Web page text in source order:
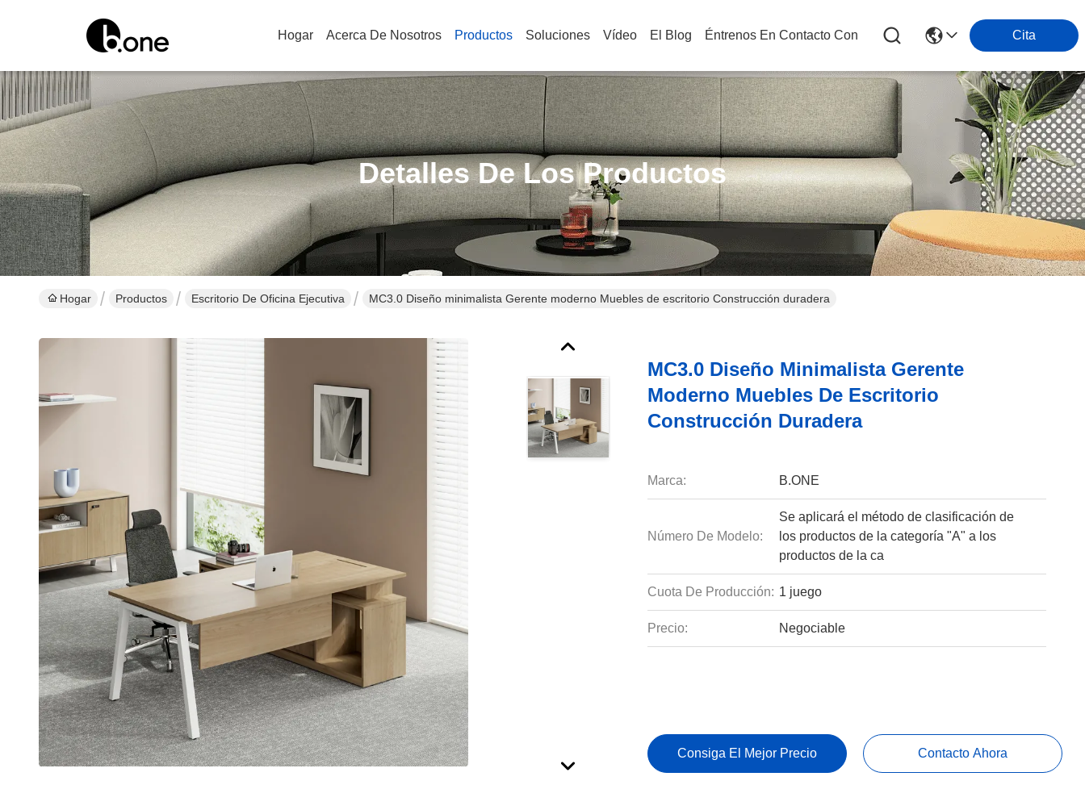
Hogar Acerca De Nosotros Productos Soluciones Vídeo El Blog Éntrenos En Contacto Con Cita
Detalles De Los Productos
Hogar Productos Escritorio De Oficina Ejecutiva MC3.0 Diseño minimalista Gerente moderno Muebles de escritorio Construcción duradera
MC3.0 Diseño Minimalista Gerente
Moderno Muebles De Escritorio
Construcción Duradera
Marca: B.ONE
Número De Modelo:
Se aplicará el método de clasificación de
los productos de la categoría "A" a los
productos de la ca
Cuota De Producción: 1 juego
Precio: Negociable
Consiga El Mejor Precio Contacto Ahora